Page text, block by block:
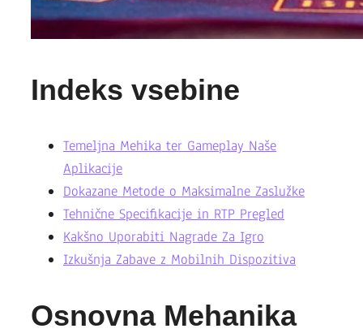
Indeks vsebine
Temeljna Mehika ter Gameplay Naše
Aplikacije
Dokazane Metode o Maksimalne Zaslužke
Tehnične Specifikacije in RTP Pregled
Kakšno Uporabiti Nagrade Za Igro
Izkušnja Zabave z Mobilnih Dispozitiva
Osnovna Mehanika